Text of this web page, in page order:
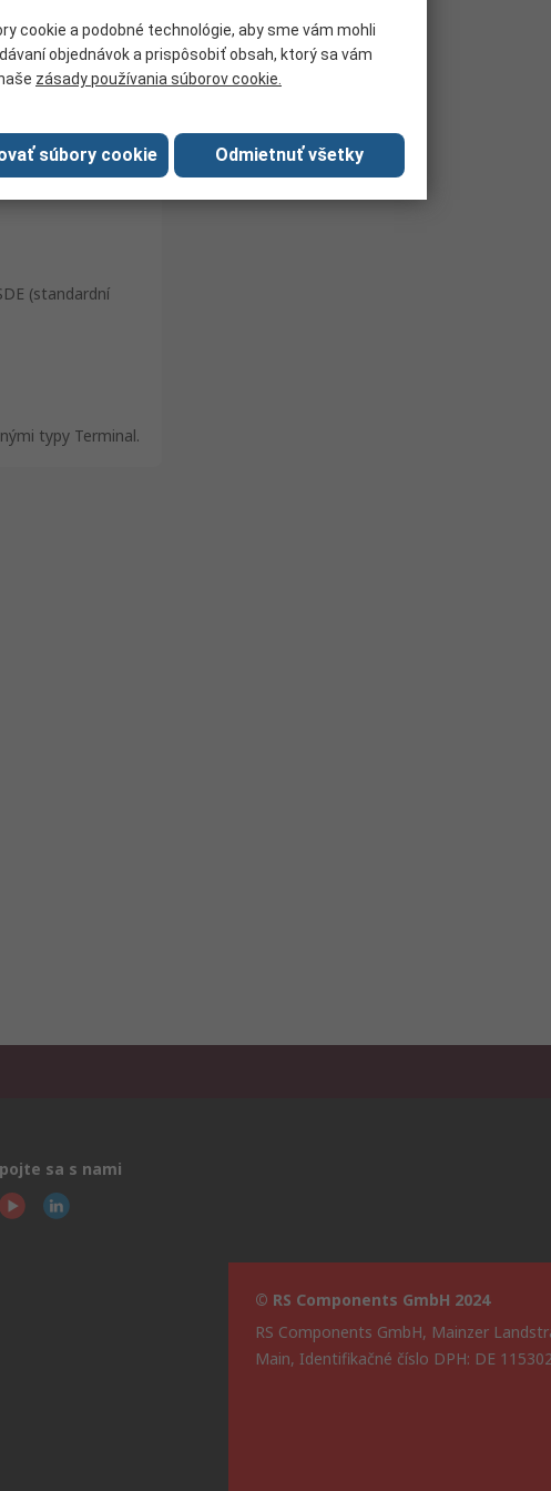
Contacts
(standardní
typy Terminal.
sa s nami
© RS Components GmbH 2024
RS Components GmbH, Mainzer
Main, Identifikačné číslo DPH: DE
cookie a podobné technológie, aby sme vám mohli
objednávok a prispôsobiť obsah, ktorý sa vám
zásady používania súborov cookie.
súbory cookie Odmietnuť všetky